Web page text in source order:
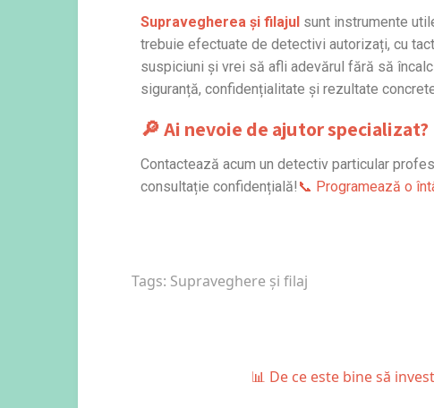
Supravegherea și filajul sunt instrumente
trebuie efectuate de detectivi autorizați, cu
suspiciuni și vrei să afli adevărul fără să
siguranță, confidențialitate și rezultate
🔎 Ai nevoie de ajutor specializat?
Contactează acum un detectiv particular
consultație confidențială! 📞 Programează o
Tags: Supraveghere și filaj
📊 De ce este bine să